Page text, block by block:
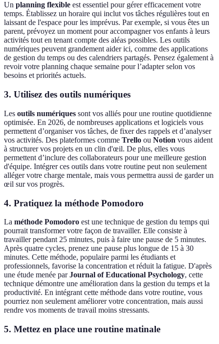
Un planning flexible est essentiel pour gérer efficacement votre
temps. Établissez un horaire qui inclut vos tâches régulières tout en
laissant de l'espace pour les imprévus. Par exemple, si vous êtes un
parent, prévoyez un moment pour accompagner vos enfants à leurs
activités tout en tenant compte des aléas possibles. Les outils
numériques peuvent grandement aider ici, comme des applications
de gestion du temps ou des calendriers partagés. Pensez également à
revoir votre planning chaque semaine pour l’adapter selon vos
besoins et priorités actuels.
3. Utilisez des outils numériques
Les outils numériques sont vos alliés pour une routine quotidienne
optimisée. En 2026, de nombreuses applications et logiciels vous
permettent d’organiser vos tâches, de fixer des rappels et d’analyser
vos activités. Des plateformes comme Trello ou Notion vous aident
à structurer vos projets en un clin d'œil. De plus, elles vous
permettent d’inclure des collaborateurs pour une meilleure gestion
d'équipe. Intégrer ces outils dans votre routine peut non seulement
alléger votre charge mentale, mais vous permettra aussi de garder un
œil sur vos progrès.
4. Pratiquez la méthode Pomodoro
La méthode Pomodoro est une technique de gestion du temps qui
pourrait transformer votre façon de travailler. Elle consiste à
travailler pendant 25 minutes, puis à faire une pause de 5 minutes.
Après quatre cycles, prenez une pause plus longue de 15 à 30
minutes. Cette méthode, populaire parmi les étudiants et
professionnels, favorise la concentration et réduit la fatigue. D'après
une étude menée parJournal of Educational Psychology, cette
technique démontre une amélioration dans la gestion du temps et la
productivité. En intégrant cette méthode dans votre routine, vous
pourriez non seulement améliorer votre concentration, mais aussi
rendre vos moments de travail moins stressants.
5. Mettez en place une routine matinale